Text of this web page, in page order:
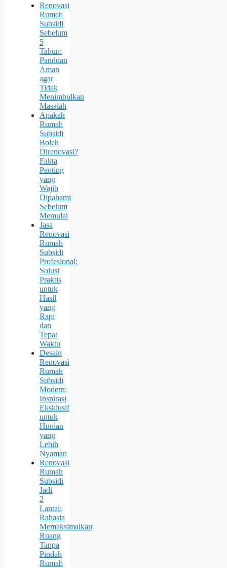
Renovasi
Rumah
Subsidi
Sebelum
5
Tahun:
Panduan
Aman
agar
Tidak
Menimbulkan
Masalah
Apakah
Rumah
Subsidi
Boleh
Direnovasi?
Fakta
Penting
yang
Wajib
Dipahami
Sebelum
Memulai
Jasa
Renovasi
Rumah
Subsidi
Profesional:
Solusi
Praktis
untuk
Hasil
yang
Rapi
dan
Tepat
Waktu
Desain
Renovasi
Rumah
Subsidi
Modern:
Inspirasi
Eksklusif
untuk
Hunian
yang
Lebih
Nyaman
Renovasi
Rumah
Subsidi
Jadi
2
Lantai:
Rahasia
Memaksimalkan
Ruang
Tanpa
Pindah
Rumah